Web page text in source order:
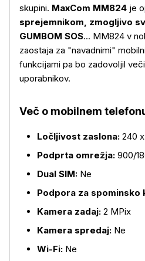
skupini. MaxCom MM824 je
sprejemnikom, zmogljivo
GUMBOM SOS... MM824 v
zaostaja za "navadnimi"
funkcijami pa bo zadovoljil
uporabnikov.
Več o mobilnem
Ločljivost zaslona: 240
Podprta omrežja: 900/
Dual SIM: Ne
Podpora za spominsko
Kamera zadaj: 2 MPix
Kamera spredaj: Ne
Wi-Fi: Ne